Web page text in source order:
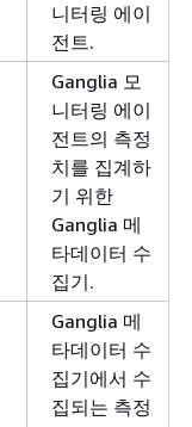
니터링 에이
전트.
Ganglia 모
니터링 에이
전트의 측정
치를 집계하
기 위한
Ganglia 메
타데이터 수
집기.
Ganglia 메
타데이터 수
집기에서 수
집되는 측정